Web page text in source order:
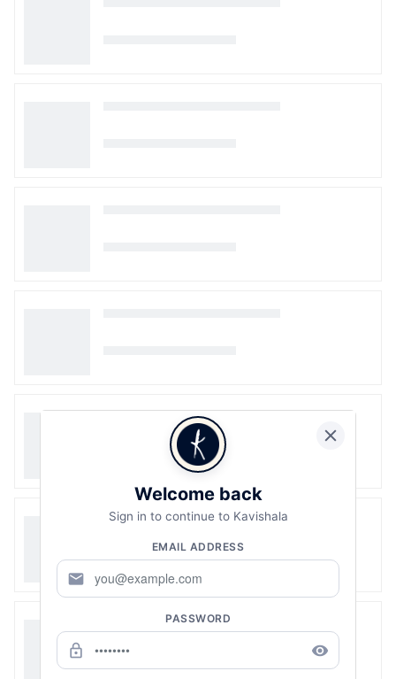
Welcome back
Sign in to continue to Kavishala
EMAIL ADDRESS
mail
PASSWORD
lock_outline remove_red_eye